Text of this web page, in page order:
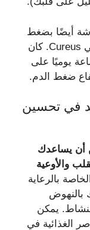
أيضًا بضغط
دمك، وفقًا لدراسة أجريت عام 2024 في Cureus. كان
الذين يقضون أكثر من 6.5 ساعة يوميًا على
ضغط الدم.
في تحسين
أن يساعدك
والأوعية
بالرعاية
بالنهوض
يمكن
الغذائية في